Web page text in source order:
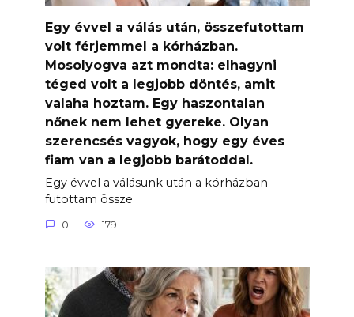
Egy évvel a válás után, összefutottam
volt férjemmel a kórházban.
Mosolyogva azt mondta: elhagyni
téged volt a legjobb döntés, amit
valaha hoztam. Egy haszontalan
nőnek nem lehet gyereke. Olyan
szerencsés vagyok, hogy egy éves
fiam van a legjobb barátoddal.
Egy évvel a válásunk után a kórházban
futottam össze
0 179